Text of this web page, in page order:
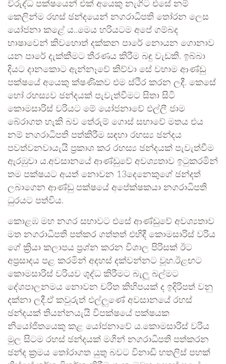
විරුද්ධ පක්ෂයෙන් එක් අයෙකු නැගිට එසේ නම්
කෙලින්ම රහස් ඡන්දයෙන් නගරාධිපති තෝරන ලෙස
යෝජනා කළේ ය..මෙය හරියටම අපේ ගම්බද
භාෂාවෙන් කිවහොත් දක්කන පාරේ නොයන ගොනාව
යන පාරේ දැක්කීමට තීරණය කිරීම බඳු වැඩකි. ඉබ්බා
දියට දානකොට ඇන්නෑවේ කිව්වා සේ වහාම ආණ්ඩු
පක්ෂයේ අයෙකු ක්ෂණිකව එම ස්ථිර කරන ලදී. කෙසේ
හෝ රහස්‍යව ඡන්දයක් පැවැත්වීමට සිතා සිටි
කොමසාරිස් වරියට මේ යෝජනාවේ එල්ලී ජාම
බේරාගත හැකි බව තේරුම් ගොස් සභාවේ මතය එය
නම් නගරාධිපති පත්කිරීම සඳහා රහස්‍ය ඡන්දය
පවත්වනවායැයි ප්‍රකාශ කර රහස්‍ය ඡන්දයක් පැවැත්වීම
ඇරඹුවා ය.අවසානයේ ආණ්ඩුවේ අවශ්‍යතාව ඉටුකරමින්
තම පක්ෂයට අයත් නොවන 13දෙනෙකුගේ ඡන්දත්
ලබාගෙන ආණ්ඩු පක්ෂයේ අපේක්ෂකයා නගරාධිපති
ධුරයට පත්විය.
කොළඹ මහ නගර සභාවට එසේ ආණ්ඩුවේ අවශ්‍යතාව
මත නගරාධිපති පත්කර ගත්තත් එහිදී කොමසාරිස් වරිය
ගේ ක්‍රියා කලාපය ප්‍රශ්න කරන විශාල පිරිසක් ඊට
අප්‍රසාදය පළ කරමින් අදහස් දක්වන්නට වූහ.ඊළඟට
කොමසාරිස් වරියව ශුද්ධ කිරීමට බැලූ බල්මට
දේශපාලනමය නොවන චරිත කිහිපයක් ද ඉදිරිපත් වනු
දක්නා ලදී.ඒ කවුරුත් එල්ලුණේ අවසානයේ රහස්
ඡන්දයක් තියන්නයැයි විපක්ෂයේ පක්ෂයක
නියෝජිතයෙකු කළ යෝජනාවේ ය.කොමසාරිස් වරිය
මුල සිටම රහස් ඡන්දයක් මගින් නගරාධිපති පත්කරන
ඡන්ද ක්‍රමය තෝරාගත යුතු බවට විනාඩි හතලිස් පහක්